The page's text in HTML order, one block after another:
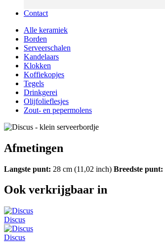
Contact
Alle keramiek
Borden
Serveerschalen
Kandelaars
Klokken
Koffiekopjes
Tegels
Drinkgerei
Olijfolieflesjes
Zout- en pepermolens
Afmetingen
Langste punt: 28 cm (11,02 inch) Breedste punt:
Ook verkrijgbaar in
Discus
Discus